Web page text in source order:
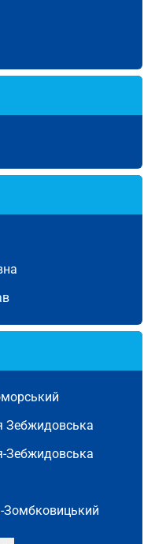
Зебжидовська
Зебжидовська
Зомбковицький